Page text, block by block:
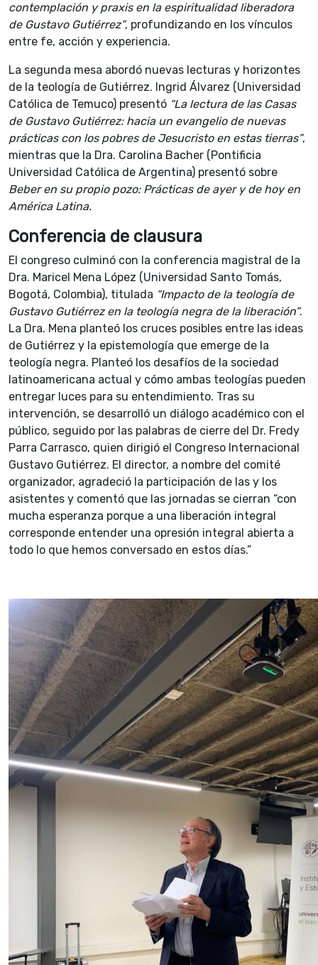
contemplación y praxis en la espiritualidad liberadora
de Gustavo Gutiérrez”, profundizando en los vínculos
entre fe, acción y experiencia.
La segunda mesa abordó nuevas lecturas y horizontes
de la teología de Gutiérrez. Ingrid Álvarez (Universidad
Católica de Temuco) presentó “La lectura de las Casas
de Gustavo Gutiérrez: hacia un evangelio de nuevas
prácticas con los pobres de Jesucristo en estas tierras”,
mientras que la Dra. Carolina Bacher (Pontificia
Universidad Católica de Argentina) presentó sobre
Beber en su propio pozo: Prácticas de ayer y de hoy en
América Latina.
Conferencia de clausura
El congreso culminó con la conferencia magistral de la
Dra. Maricel Mena López (Universidad Santo Tomás,
Bogotá, Colombia), titulada “Impacto de la teología de
Gustavo Gutiérrez en la teología negra de la liberación”.
La Dra. Mena planteó los cruces posibles entre las ideas
de Gutiérrez y la epistemología que emerge de la
teología negra. Planteó los desafíos de la sociedad
latinoamericana actual y cómo ambas teologías pueden
entregar luces para su entendimiento. Tras su
intervención, se desarrolló un diálogo académico con el
público, seguido por las palabras de cierre del Dr. Fredy
Parra Carrasco, quien dirigió el Congreso Internacional
Gustavo Gutiérrez. El director, a nombre del comité
organizador, agradeció la participación de las y los
asistentes y comentó que las jornadas se cierran “con
mucha esperanza porque a una liberación integral
corresponde entender una opresión integral abierta a
todo lo que hemos conversado en estos días.”